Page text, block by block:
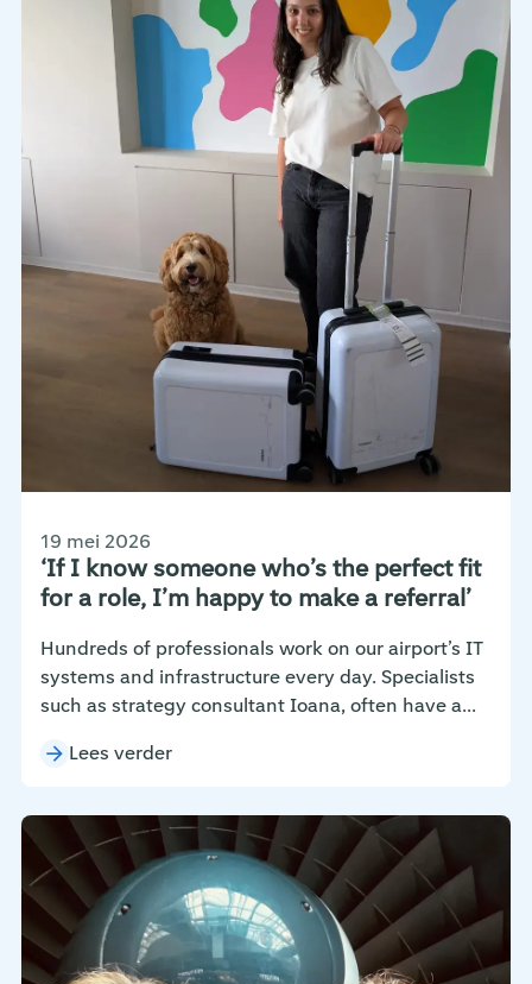
‘If I know someone who’s the perfect fit
for a role, I’m happy to make a referral’
19 mei 2026
Hundreds of professionals work on our airport’s IT
systems and infrastructure every day. Specialists
such as strategy consultant Ioana, often have a...
Lees verder